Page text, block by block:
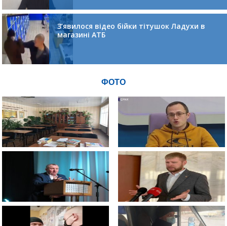
З’явилося відео бійки тітушок Ладухи в
магазині АТБ
ФОТО